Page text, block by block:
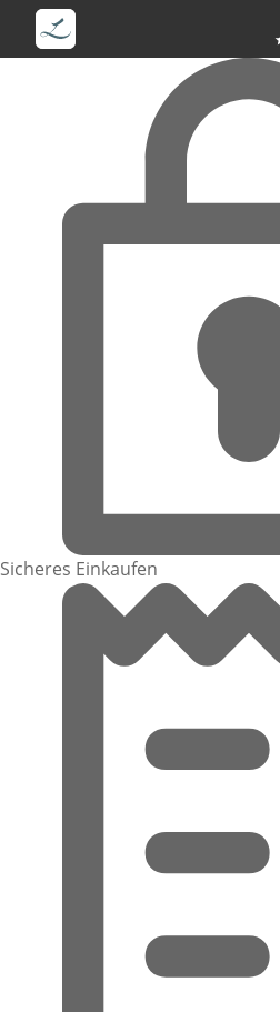
Zum Hauptinhalt springen
Sicheres Einkaufen